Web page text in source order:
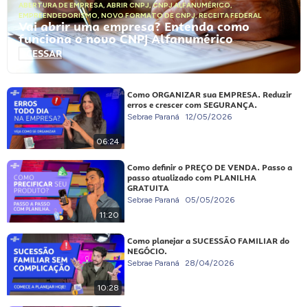
ABERTURA DE EMPRESA, ABRIR CNPJ,CNPJ ALFANUMÉRICO,
EMPREENDEDORISMO, NOVO FORMATO DE CNPJ,RECEITA FEDERAL
Vai abrir uma empresa? Entenda como
funciona o novo CNPJ Alfanumérico
ACESSAR
06:24
Como ORGANIZAR sua EMPRESA. Reduzir
erros e crescer com SEGURANÇA.
Sebrae Paraná 12/05/2026
11:20
Como definir o PREÇO DE VENDA. Passo a
passo atualizado com PLANILHA
GRATUITA
Sebrae Paraná 05/05/2026
10:28
Como planejar a SUCESSÃO FAMILIAR do
NEGÓCIO.
Sebrae Paraná 28/04/2026